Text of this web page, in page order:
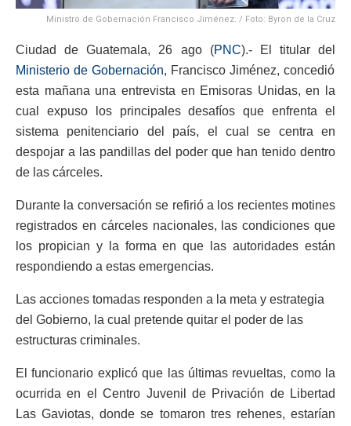
Ministro de Gobernación Francisco Jiménez. / Foto: Byron de la Cruz
Ciudad de Guatemala, 26 ago (PNC).- El titular del
Ministerio de Gobernación, Francisco Jiménez, concedió
esta mañana una entrevista en Emisoras Unidas, en la
cual expuso los principales desafíos que enfrenta el
sistema penitenciario del país, el cual se centra en
despojar a las pandillas del poder que han tenido dentro
de las cárceles.
Durante la conversación se refirió a los recientes motines
registrados en cárceles nacionales, las condiciones que
los propician y la forma en que las autoridades están
respondiendo a estas emergencias.
Las acciones tomadas responden a la meta y estrategia
del Gobierno, la cual pretende quitar el poder de las
estructuras criminales.
El funcionario explicó que las últimas revueltas, como la
ocurrida en el Centro Juvenil de Privación de Libertad
Las Gaviotas, donde se tomaron tres rehenes, estarían